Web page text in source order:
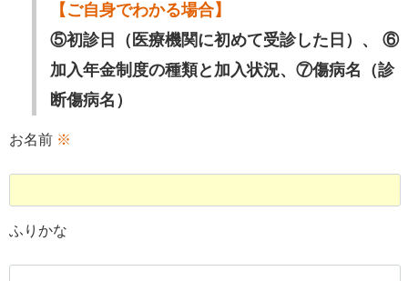
【ご自身でわかる場合】
⑤初診日（医療機関に初めて受診した日）、 ⑥
加入年金制度の種類と加入状況、⑦傷病名（診
断傷病名）
お名前 ※
ふりかな